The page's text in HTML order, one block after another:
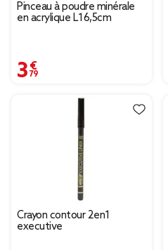
Pinceau à poudre minérale
en acrylique L16,5cm
3,79 €
Crayon contour 2en1
executive